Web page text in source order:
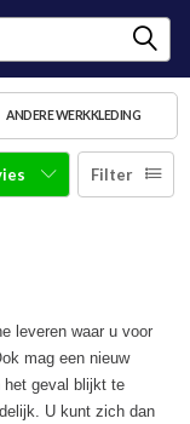
ANDERE WERKKLEDING
Filter
leveren waar u voor
mag een nieuw
het geval blijkt te
U kunt zich dan